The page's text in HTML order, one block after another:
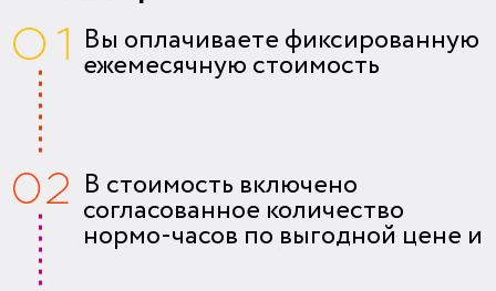
Вы оплачиваете фиксированную
ежемесячную стоимость
В стоимость включено
согласованное количество
нормо-часов по выгодной цене и
ряд типовых работ